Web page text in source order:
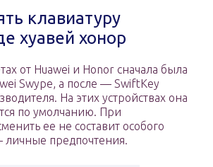
клавиатуру
хуавей хонор
от Huawei и Honor сначала была
Swype, а после — SwiftKey
На этих устройствах она
по умолчанию. При
ее не составит особого
личные предпочтения.